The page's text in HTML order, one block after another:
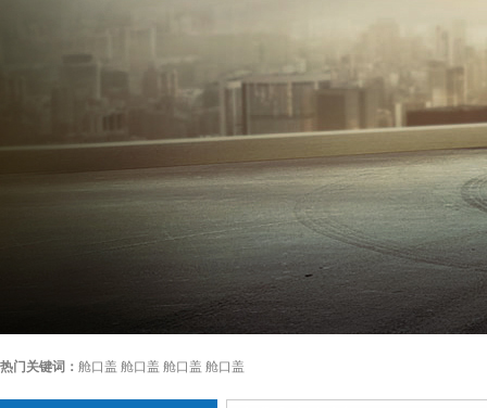
热门关键词： 舱口盖 舱口盖 舱口盖 舱口盖